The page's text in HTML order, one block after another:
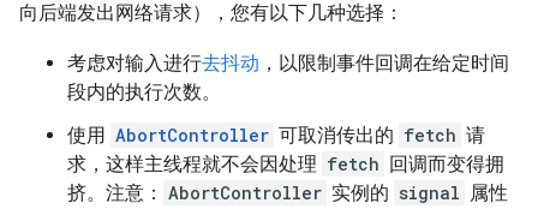
向后端发出网络请求），您有以下几种选择：
考虑对输入进行去抖动 ，以限制事件回调在给定时间
段内的执行次数。
使用 AbortController 可取消传出的 fetch 请
求，这样主线程就不会因处理 fetch 回调而变得拥
挤。注意： AbortController 实例的 signal 属性